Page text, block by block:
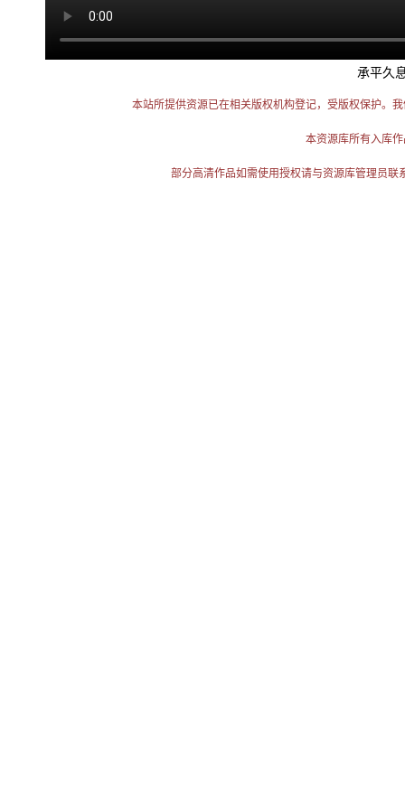
承平久
本站所提供资源已在相关版权机构登记，受版权保护。
本资源库所有入库
部分高清作品如需使用授权请与资源库管理员联